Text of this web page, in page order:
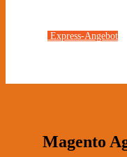
Express-Angebot
Magento